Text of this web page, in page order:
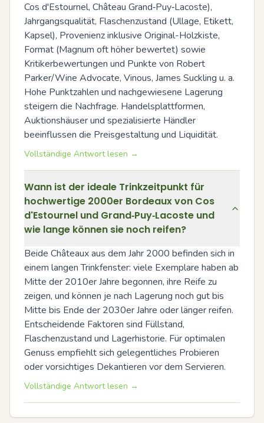
Cos d'Estournel, Château Grand‑Puy‑Lacoste),
Jahrgangsqualität, Flaschenzustand (Ullage, Etikett,
Kapsel), Provenienz inklusive Original-Holzkiste,
Format (Magnum oft höher bewertet) sowie
Kritikerbewertungen und Punkte von Robert
Parker/Wine Advocate, Vinous, James Suckling u. a.
Hohe Punktzahlen und nachgewiesene Lagerung
steigern die Nachfrage. Handelsplattformen,
Auktionshäuser und spezialisierte Händler
beeinflussen die Preisgestaltung und Liquidität.
Vollständige Antwort lesen →
Wann ist der ideale Trinkzeitpunkt für
hochwertige 2000er Bordeaux von Cos
d'Estournel und Grand‑Puy‑Lacoste und
wie lange können sie noch reifen?
Beide Châteaux aus dem Jahr 2000 befinden sich in
einem langen Trinkfenster: viele Exemplare haben ab
Mitte der 2010er Jahre begonnen, ihre Reife zu
zeigen, und können je nach Lagerung noch gut bis
Mitte bis Ende der 2030er Jahre oder länger reifen.
Entscheidende Faktoren sind Füllstand,
Flaschenzustand und Lagerhistorie. Für optimalen
Genuss empfiehlt sich gelegentliches Probieren
oder vorsichtiges Dekantieren vor dem Servieren.
Vollständige Antwort lesen →